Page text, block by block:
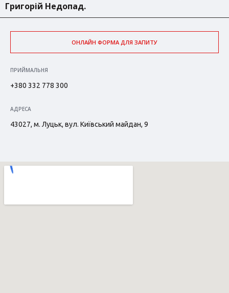
Григорій Недопад.
ОНЛАЙН ФОРМА ДЛЯ ЗАПИТУ
ПРИЙМАЛЬНЯ
+380 332 778 300
АДРЕСА
43027, м. Луцьк, вул. Київський майдан, 9